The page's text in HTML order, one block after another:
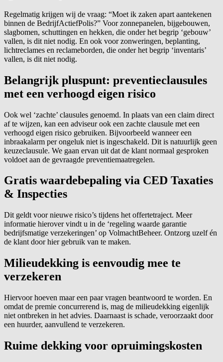
Regelmatig krijgen wij de vraag: “Moet ik zaken apart aantekenen
binnen de BedrijfActiefPolis?” Voor zonnepanelen, bijgebouwen,
slagbomen, schuttingen en hekken, die onder het begrip ‘gebouw’
vallen, is dit niet nodig. En ook voor zonweringen, beplanting,
lichtreclames en reclameborden, die onder het begrip ‘inventaris’
vallen, is dit niet nodig.
Belangrijk pluspunt: preventieclausules
met een verhoogd eigen risico
Ook wel ‘zachte’ clausules genoemd. In plaats van een claim direct
af te wijzen, kan een adviseur ook een zachte clausule met een
verhoogd eigen risico gebruiken. Bijvoorbeeld wanneer een
inbraakalarm per ongeluk niet is ingeschakeld. Dit is natuurlijk geen
keuzeclausule. We gaan ervan uit dat de klant normaal gesproken
voldoet aan de gevraagde preventiemaatregelen.
Gratis waardebepaling via CED Taxaties
& Inspecties
Dit geldt voor nieuwe risico’s tijdens het offertetraject. Meer
informatie hierover vindt u in de ‘regeling waarde garantie
bedrijfsmatige verzekeringen’ op VolmachtBeheer. Ontzorg uzelf én
de klant door hier gebruik van te maken.
Milieudekking is eenvoudig mee te
verzekeren
Hiervoor hoeven maar een paar vragen beantwoord te worden. En
omdat de premie concurrerend is, mag de milieudekking eigenlijk
niet ontbreken in het advies. Daarnaast is schade, veroorzaakt door
een huurder, aanvullend te verzekeren.
Ruime dekking voor opruimingskosten